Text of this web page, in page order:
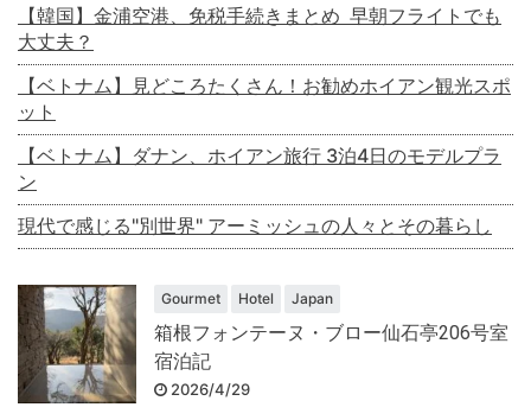
【韓国】金浦空港、免税手続きまとめ 早朝フライトでも
大丈夫？
【ベトナム】見どころたくさん！お勧めホイアン観光スポ
ット
【ベトナム】ダナン、ホイアン旅行 3泊4日のモデルプラ
ン
現代で感じる"別世界" アーミッシュの人々とその暮らし
Gourmet Hotel Japan
箱根フォンテーヌ・ブロー仙石亭206号室
宿泊記
2026/4/29